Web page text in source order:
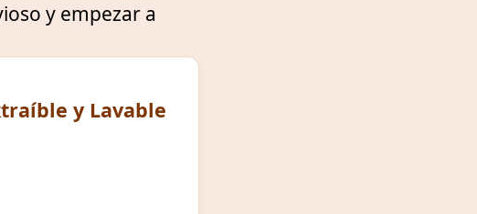
y empezar a
y Lavable